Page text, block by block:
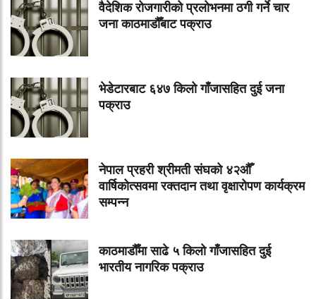
वैदेशिक रोजगारीको प्रलोभनमा ठगी गर्ने चार
जना काठमाडौँबाट पक्राउ
भेडेटारबाट ६४७ किलो गाँजासहित दुई जना
पक्राउ
नेपाल प्रहरी श्रीमती संघको ४२औँ
वार्षिकोत्सवमा रक्तदान तथा वृक्षारोपण कार्यक्रम
सम्पन्न
काठमाडौँमा साढे ५ किलो गाँजासहित दुई
भारतीय नागरिक पक्राउ